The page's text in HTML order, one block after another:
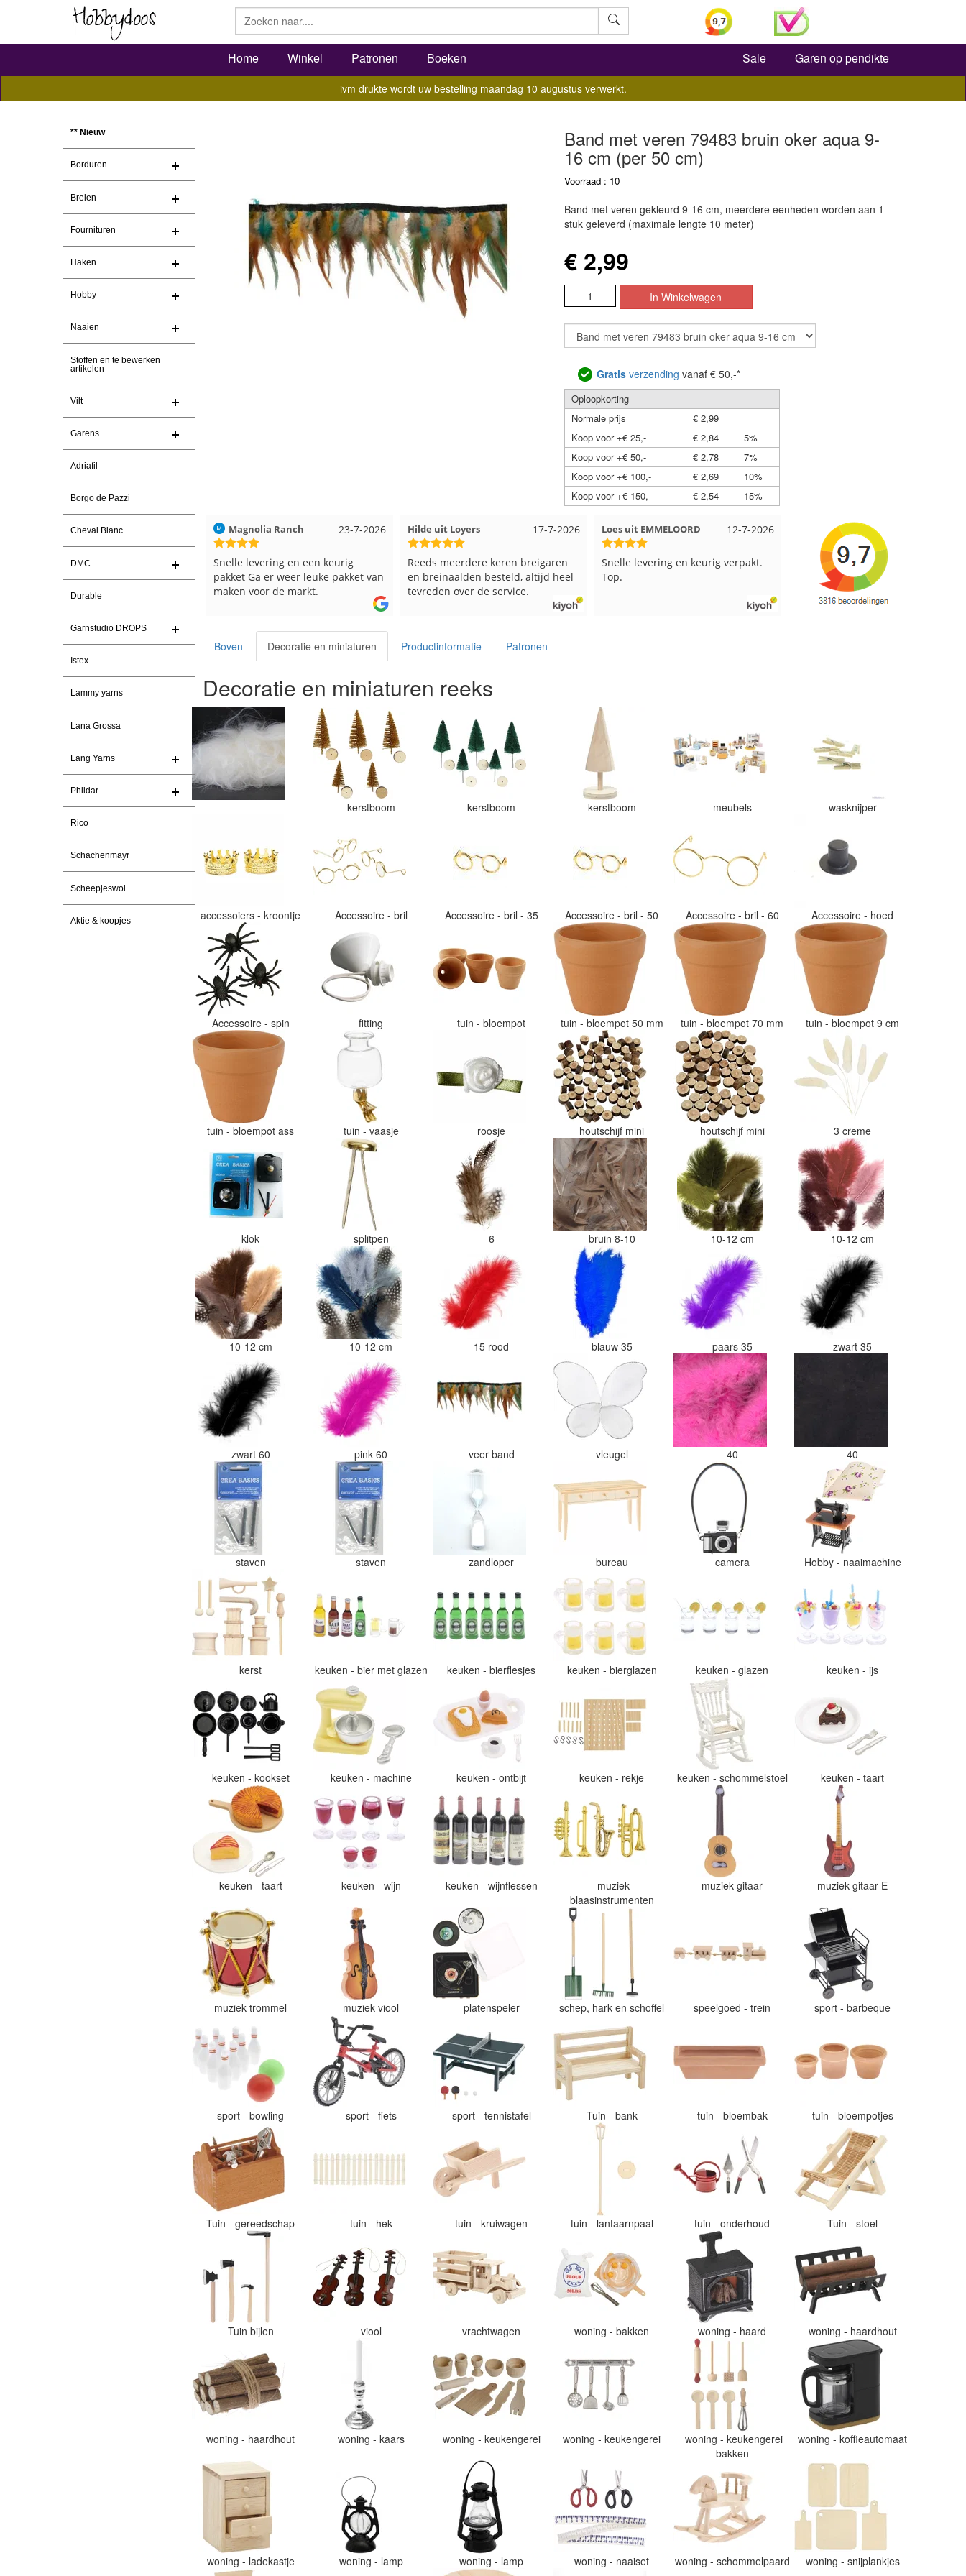
Zoeken
Home Winkel Patronen Boeken Sale Garen op pendikte
ivm drukte wordt uw bestelling maandag 10 augustus verwerkt.
** Nieuw
Borduren
Breien
Fournituren
Haken
Hobby
Naaien
Stoffen en te bewerken
artikelen
Vilt
Garens
Adriafil
Borgo de Pazzi
Cheval Blanc
DMC
Durable
Garnstudio DROPS
Istex
Lammy yarns
Lana Grossa
Lang Yarns
Phildar
Rico
Schachenmayr
Scheepjeswol
Aktie & koopjes
Band met veren 79483 bruin oker aqua 9-
16 cm (per 50 cm)
Voorraad : 10
Band met veren gekleurd 9-16 cm, meerdere eenheden worden aan 1
stuk geleverd (maximale lengte 10 meter)
€ 2,99
Gratisverzending vanaf € 50,-*
Oploopkorting
Normale prijs
€ 2,99
Koop voor +€ 25,-
€ 2,84
5%
Koop voor +€ 50,-
€ 2,78
7%
Koop voor +€ 100,-
€ 2,69
10%
Koop voor +€ 150,-
€ 2,54 15%
Christel Vanderlinden
Snelle levering. En prima garen
23-7-2026
Magnolia Ranch
Snelle levering en een keurig
pakket Ga er weer leuke pakket van
maken voor de markt.
17-7-2026
Hilde uit Loyers
Reeds meerdere keren breigaren
en breinaalden besteld, altijd heel
tevreden over de service.
12-7-2026
Loes uit EMMELOORD
Snelle levering en keurig verpakt.
Top.
Nell uit Beuningen
Goed verpakt en snelgeleverd
Boven Decoratie en miniaturen Productinformatie Patronen
Decoratie en miniaturen reeks
kerstboom kerstboom kerstboom meubels wasknijper
accessoiers - kroontje Accessoire - bril Accessoire - bril - 35 Accessoire - bril - 50 Accessoire - bril - 60 Accessoire - hoed
Accessoire - spin fitting tuin - bloempot tuin - bloempot 50 mm tuin - bloempot 70 mm tuin - bloempot 9 cm
tuin - bloempot ass tuin - vaasje roosje houtschijf mini houtschijf mini 3 creme
klok splitpen 6 bruin 8-10 10-12 cm 10-12 cm
10-12 cm 10-12 cm 15 rood blauw 35 paars 35 zwart 35
zwart 60 pink 60 veer band vleugel 40 40
staven staven zandloper bureau camera Hobby - naaimachine
kerst keuken - bier met glazen keuken - bierflesjes keuken - bierglazen keuken - glazen keuken - ijs
keuken - kookset keuken - machine keuken - ontbijt keuken - rekje keuken - schommelstoel keuken - taart
keuken - taart keuken - wijn keuken - wijnflessen
muziek
blaasinstrumenten
muziek gitaar muziek gitaar-E
muziek trommel muziek viool platenspeler schep, hark en schoffel speelgoed - trein sport - barbeque
sport - bowling sport - fiets sport - tennistafel Tuin - bank tuin - bloembak tuin - bloempotjes
Tuin - gereedschap tuin - hek tuin - kruiwagen tuin - lantaarnpaal tuin - onderhoud Tuin - stoel
Tuin bijlen viool vrachtwagen woning - bakken woning - haard woning - haardhout
woning - haardhout woning - kaars woning - keukengerei woning - keukengerei
woning - keukengerei
bakken
woning - koffieautomaat
woning - ladekastje woning - lamp woning - lamp woning - naaiset woning - schommelpaard woning - snijplankjes